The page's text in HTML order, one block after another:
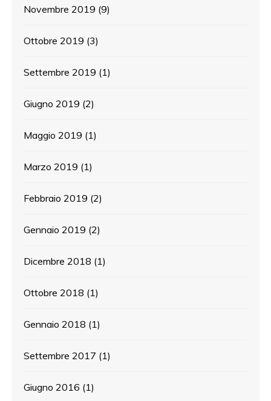
Novembre 2019 (9)
Ottobre 2019 (3)
Settembre 2019 (1)
Giugno 2019 (2)
Maggio 2019 (1)
Marzo 2019 (1)
Febbraio 2019 (2)
Gennaio 2019 (2)
Dicembre 2018 (1)
Ottobre 2018 (1)
Gennaio 2018 (1)
Settembre 2017 (1)
Giugno 2016 (1)